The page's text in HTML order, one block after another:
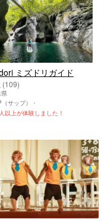
怒川温泉
ッキング
スノーシュー・スノートレ
ミズドリガイド
(109)
サップ）
以上が体験しました！